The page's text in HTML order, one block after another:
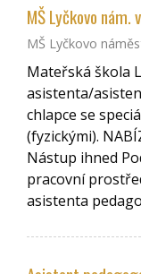
MŠ Lyčkovo
MŠ Lyčkovo
Mateřská škola
asistenta/
chlapce se
(fyzickými).
Nástup ihned
pracovní
asistenta